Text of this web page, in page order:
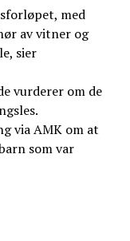
med
av vitner og
sier
vurderer om de
via AMK om at
som var